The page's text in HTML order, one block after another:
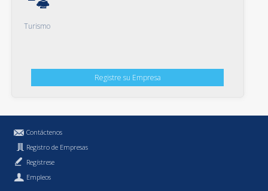
Turismo
Registre su Empresa
Contáctenos
Registro de Empresas
Regístrese
Empleos